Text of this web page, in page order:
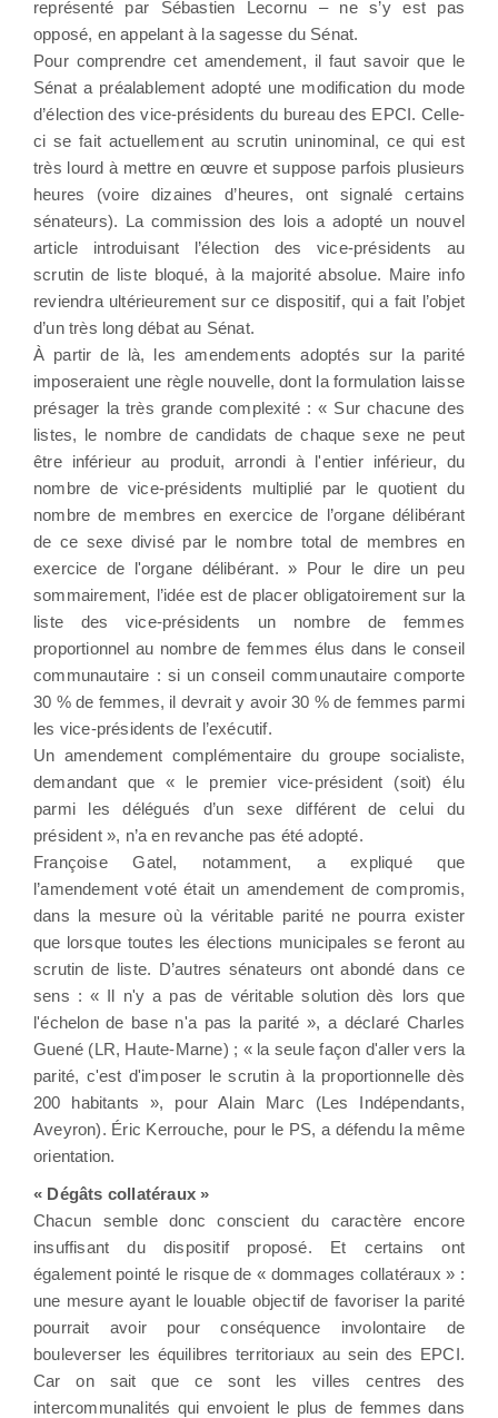
représenté par Sébastien Lecornu – ne s’y est pas
opposé, en appelant à la sagesse du Sénat.
Pour comprendre cet amendement, il faut savoir que le
Sénat a préalablement adopté une modification du mode
d’élection des vice-présidents du bureau des EPCI. Celle-
ci se fait actuellement au scrutin uninominal, ce qui est
très lourd à mettre en œuvre et suppose parfois plusieurs
heures (voire dizaines d’heures, ont signalé certains
sénateurs). La commission des lois a adopté un nouvel
article introduisant l’élection des vice-présidents au
scrutin de liste bloqué, à la majorité absolue. Maire info
reviendra ultérieurement sur ce dispositif, qui a fait l’objet
d’un très long débat au Sénat.
À partir de là, les amendements adoptés sur la parité
imposeraient une règle nouvelle, dont la formulation laisse
présager la très grande complexité : « Sur chacune des
listes, le nombre de candidats de chaque sexe ne peut
être inférieur au produit, arrondi à l'entier inférieur, du
nombre de vice-présidents multiplié par le quotient du
nombre de membres en exercice de l’organe délibérant
de ce sexe divisé par le nombre total de membres en
exercice de l'organe délibérant. » Pour le dire un peu
sommairement, l’idée est de placer obligatoirement sur la
liste des vice-présidents un nombre de femmes
proportionnel au nombre de femmes élus dans le conseil
communautaire : si un conseil communautaire comporte
30 % de femmes, il devrait y avoir 30 % de femmes parmi
les vice-présidents de l’exécutif.
Un amendement complémentaire du groupe socialiste,
demandant que « le premier vice-président (soit) élu
parmi les délégués d’un sexe différent de celui du
président », n’a en revanche pas été adopté.
Françoise Gatel, notamment, a expliqué que
l’amendement voté était un amendement de compromis,
dans la mesure où la véritable parité ne pourra exister
que lorsque toutes les élections municipales se feront au
scrutin de liste. D’autres sénateurs ont abondé dans ce
sens : « Il n'y a pas de véritable solution dès lors que
l'échelon de base n'a pas la parité », a déclaré Charles
Guené (LR, Haute-Marne) ; « la seule façon d'aller vers la
parité, c'est d'imposer le scrutin à la proportionnelle dès
200 habitants », pour Alain Marc (Les Indépendants,
Aveyron). Éric Kerrouche, pour le PS, a défendu la même
orientation.
« Dégâts collatéraux »
Chacun semble donc conscient du caractère encore
insuffisant du dispositif proposé. Et certains ont
également pointé le risque de « dommages collatéraux » :
une mesure ayant le louable objectif de favoriser la parité
pourrait avoir pour conséquence involontaire de
bouleverser les équilibres territoriaux au sein des EPCI.
Car on sait que ce sont les villes centres des
intercommunalités qui envoient le plus de femmes dans